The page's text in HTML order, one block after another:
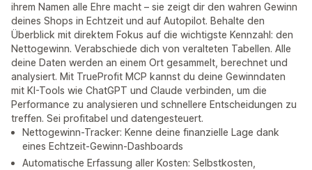
ihrem Namen alle Ehre macht – sie zeigt dir den wahren Gewinn
deines Shops in Echtzeit und auf Autopilot. Behalte den
Überblick mit direktem Fokus auf die wichtigste Kennzahl: den
Nettogewinn. Verabschiede dich von veralteten Tabellen. Alle
deine Daten werden an einem Ort gesammelt, berechnet und
analysiert. Mit TrueProfit MCP kannst du deine Gewinndaten
mit KI-Tools wie ChatGPT und Claude verbinden, um die
Performance zu analysieren und schnellere Entscheidungen zu
treffen. Sei profitabel und datengesteuert.
Nettogewinn-Tracker: Kenne deine finanzielle Lage dank
eines Echtzeit-Gewinn-Dashboards
Automatische Erfassung aller Kosten: Selbstkosten,